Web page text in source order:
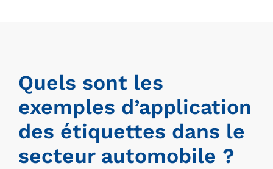
Quels sont les
exemples d’application
des étiquettes dans le
secteur automobile ?